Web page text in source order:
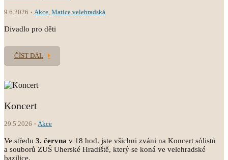
9.6.2026 Akce, Matice velehradská
Divadlo pro děti
ČÍST DÁL
Koncert
29.5.2026 Akce
Ve středu 3. června v 18 hod. jste všichni zváni na Koncert sólistů
a souborů ZUŠ Uherské Hradiště, který se koná ve velehradské
bazilice.